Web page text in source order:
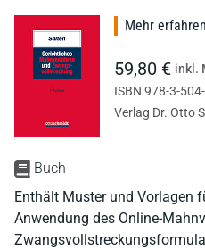
Buch
Enthält Muster und Vorlagen
Anwendung des Online-
Mehr erfahren
59,80 € inkl.
ISBN 978-3-
Verlag Dr. Otto